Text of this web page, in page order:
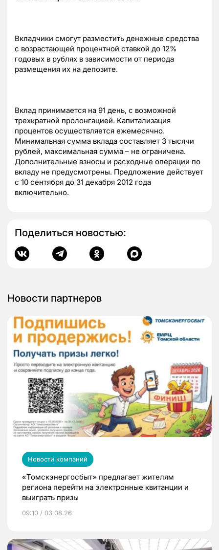
Вкладчики смогут разместить денежные средства
с возрастающей процентной ставкой до 12%
годовых в рублях в зависимости от периода
размещения их на депозите.
Вклад принимается на 91 день, с возможной
трехкратной пролонгацией. Капитализация
процентов осуществляется ежемесячно.
Минимальная сумма вклада составляет 3 тысячи
рублей, максимальная сумма – не ограничена.
Дополнительные взносы и расходные операции по
вкладу не предусмотрены. Предложение действует
c 10 сентября до 31 декабря 2012 года
включительно.
Поделиться новостью:
Новости партнеров
Новости компаний
«Томскэнергосбыт» предлагает жителям
региона перейти на электронные квитанции и
выиграть призы
09:10 / 03.08.26